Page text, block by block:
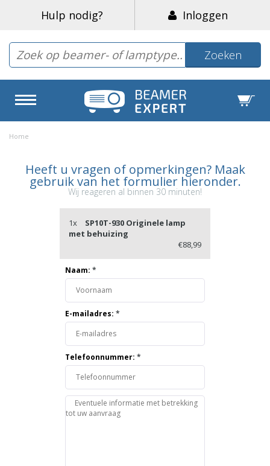
Hulp nodig? Inloggen
Zoeken
Home
Heeft u vragen of opmerkingen? Maak
gebruik van het formulier hieronder.
Wij reageren al binnen 30 minuten!
1x
SP10T-930 Originele lamp
met behuizing
€88,99
Naam: *
E-mailadres: *
Telefoonnummer: *